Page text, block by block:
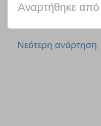
Αναρτήθηκε από
Νεότερη ανάρτηση